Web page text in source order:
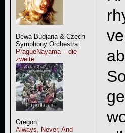
Dewa Budjana & Czech
Symphony Orchestra:
PragueNayama – die
zweite
Oregon:
Always, Never, And